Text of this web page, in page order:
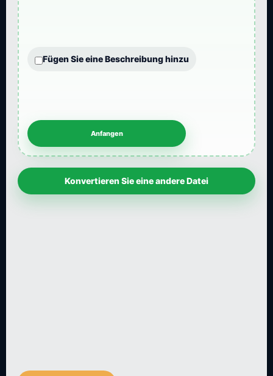
Fügen Sie eine Beschreibung hinzu
Konvertieren Sie eine andere Datei